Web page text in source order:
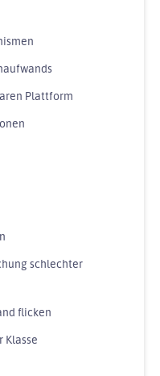
Plattform
schlechter
flicken
Klasse